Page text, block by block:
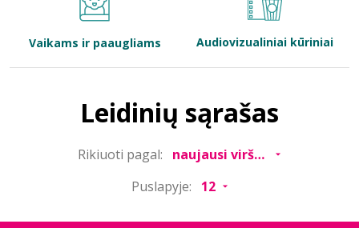
Bibliotekoms
Vaikams ir paaugliams Audiovizualiniai kūriniai
Leidinių sąrašas
Rikiuoti pagal:
Puslapyje: